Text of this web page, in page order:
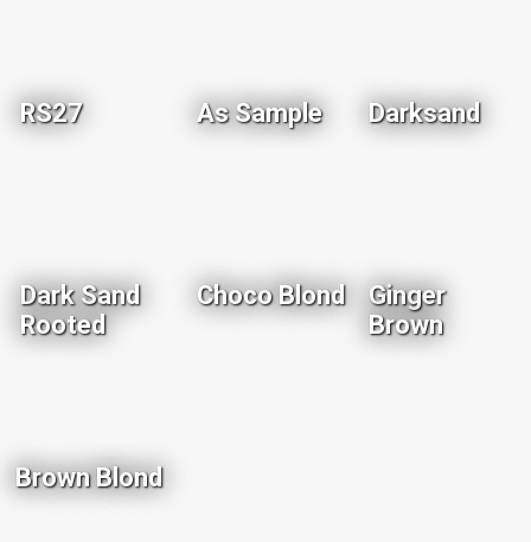
RS27 As Sample Darksand
Dark Sand
Rooted
Choco Blond
Ginger
Brown
Brown Blond